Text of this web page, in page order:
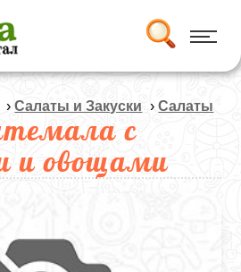
›Салаты и Закуски ›Салаты
с
и овощами